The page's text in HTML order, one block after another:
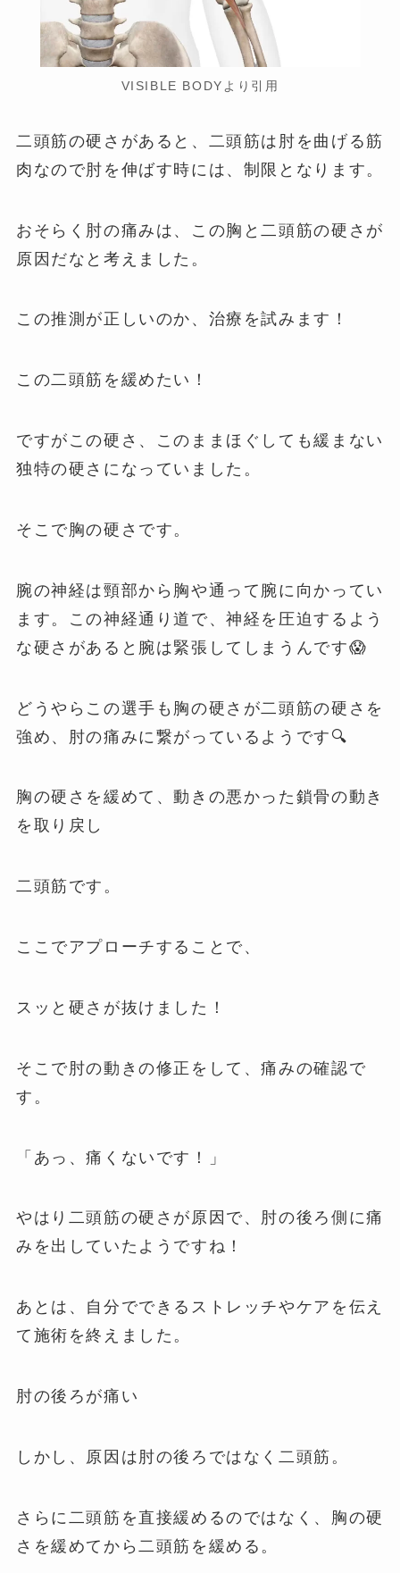
VISIBLE BODYより引用
二頭筋の硬さがあると、二頭筋は肘を曲げる筋
肉なので肘を伸ばす時には、制限となります。
おそらく肘の痛みは、この胸と二頭筋の硬さが
原因だなと考えました。
この推測が正しいのか、治療を試みます！
この二頭筋を緩めたい！
ですがこの硬さ、このままほぐしても緩まない
独特の硬さになっていました。
そこで胸の硬さです。
腕の神経は頸部から胸や通って腕に向かってい
ます。この神経通り道で、神経を圧迫するよう
な硬さがあると腕は緊張してしまうんです😱
どうやらこの選手も胸の硬さが二頭筋の硬さを
強め、肘の痛みに繋がっているようです🔍
胸の硬さを緩めて、動きの悪かった鎖骨の動き
を取り戻し
二頭筋です。
ここでアプローチすることで、
スッと硬さが抜けました！
そこで肘の動きの修正をして、痛みの確認で
す。
「あっ、痛くないです！」
やはり二頭筋の硬さが原因で、肘の後ろ側に痛
みを出していたようですね！
あとは、自分でできるストレッチやケアを伝え
て施術を終えました。
肘の後ろが痛い
しかし、原因は肘の後ろではなく二頭筋。
さらに二頭筋を直接緩めるのではなく、胸の硬
さを緩めてから二頭筋を緩める。